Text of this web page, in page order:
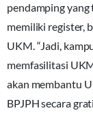
pendamping
memiliki register,
UKM. “Jadi,
memfasilitasi
akan membantu
BPJPH secara